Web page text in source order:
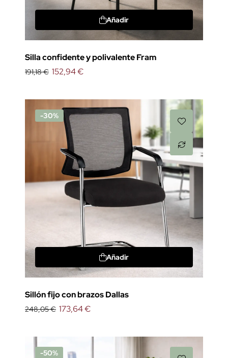
Añadir
Silla confidente y polivalente Fram
191,18 € 152,94 €
-30%
Añadir
Sillón fijo con brazos Dallas
248,05 € 173,64 €
-50%